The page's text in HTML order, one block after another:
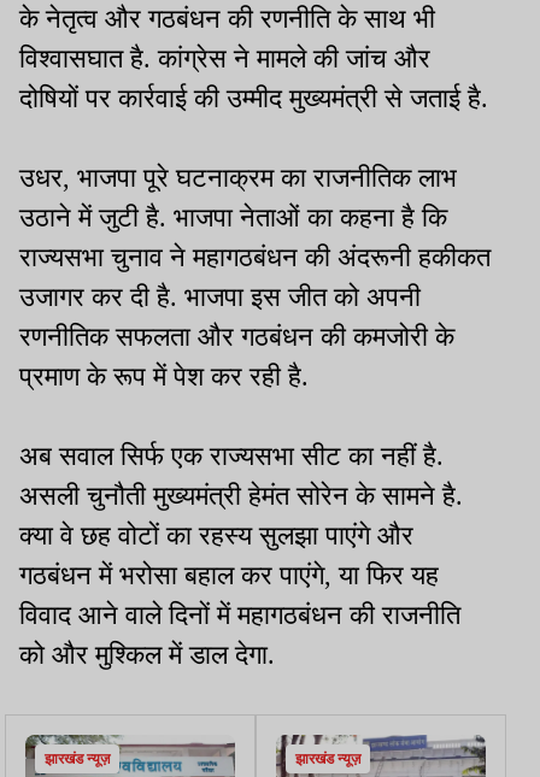
के नेतृत्व और गठबंधन की रणनीति के साथ भी
विश्वासघात है. कांग्रेस ने मामले की जांच और
दोषियों पर कार्रवाई की उम्मीद मुख्यमंत्री से जताई है.
उधर, भाजपा पूरे घटनाक्रम का राजनीतिक लाभ
उठाने में जुटी है. भाजपा नेताओं का कहना है कि
राज्यसभा चुनाव ने महागठबंधन की अंदरूनी हकीकत
उजागर कर दी है. भाजपा इस जीत को अपनी
रणनीतिक सफलता और गठबंधन की कमजोरी के
प्रमाण के रूप में पेश कर रही है.
अब सवाल सिर्फ एक राज्यसभा सीट का नहीं है.
असली चुनौती मुख्यमंत्री हेमंत सोरेन के सामने है.
क्या वे छह वोटों का रहस्य सुलझा पाएंगे और
गठबंधन में भरोसा बहाल कर पाएंगे, या फिर यह
विवाद आने वाले दिनों में महागठबंधन की राजनीति
को और मुश्किल में डाल देगा.
झारखंड न्यूज़ झारखंड न्यूज़